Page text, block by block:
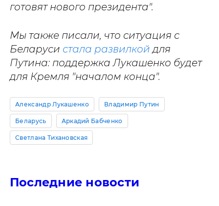
готовят нового президента".
Мы также писали, что ситуация с
Беларуси стала развилкой для
Путина: поддержка Лукашенко будет
для Кремля "началом конца".
Александр Лукашенко Владимир Путин
Беларусь Аркадий Бабченко
Светлана Тихановская
Последние новости